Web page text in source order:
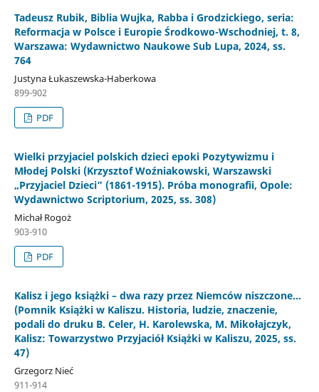
Tadeusz Rubik, Biblia Wujka, Rabba i Grodzickiego, seria:
Reformacja w Polsce i Europie Środkowo-Wschodniej, t. 8,
Warszawa: Wydawnictwo Naukowe Sub Lupa, 2024, ss.
764
Justyna Łukaszewska-Haberkowa
899-902
PDF
Wielki przyjaciel polskich dzieci epoki Pozytywizmu i
Młodej Polski (Krzysztof Woźniakowski, Warszawski
„Przyjaciel Dzieci” (1861-1915). Próba monografii, Opole:
Wydawnictwo Scriptorium, 2025, ss. 308)
Michał Rogoż
903-910
PDF
Kalisz i jego książki – dwa razy przez Niemców niszczone…
(Pomnik Książki w Kaliszu. Historia, ludzie, znaczenie,
podali do druku B. Celer, H. Karolewska, M. Mikołajczyk,
Kalisz: Towarzystwo Przyjaciół Książki w Kaliszu, 2025, ss.
47)
Grzegorz Nieć
911-914